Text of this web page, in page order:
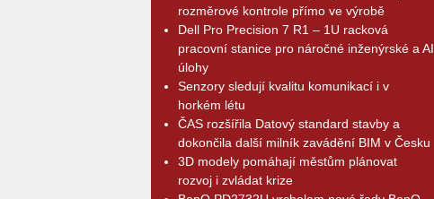
rozměrové kontrole přímo ve výrobě
Dell Pro Precision 7 R1 – 1U racková
pracovní stanice pro náročné inženýrské a AI
úlohy
Senzory sledují kvalitu komunikací i v
horkém létu
ČAS rozšířila Datový standard stavby a
dokončila další milník zavádění BIM v Česku
3D modely pomáhají městům plánovat
rozvoj i zvládat krize